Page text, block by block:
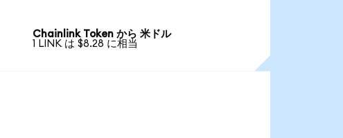
Chainlink Token から 米ドル
1 LINK は $8.28 に相当